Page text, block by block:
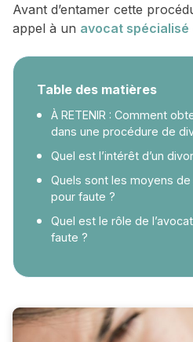
Avant d’entamer cette
appel à un avocat spécialisé
Table des matières
À RETENIR : Comment
dans une procédure de
Quel est l’intérêt d’un
Quels sont les moyens
pour faute ?
Quel est le rôle de
faute ?